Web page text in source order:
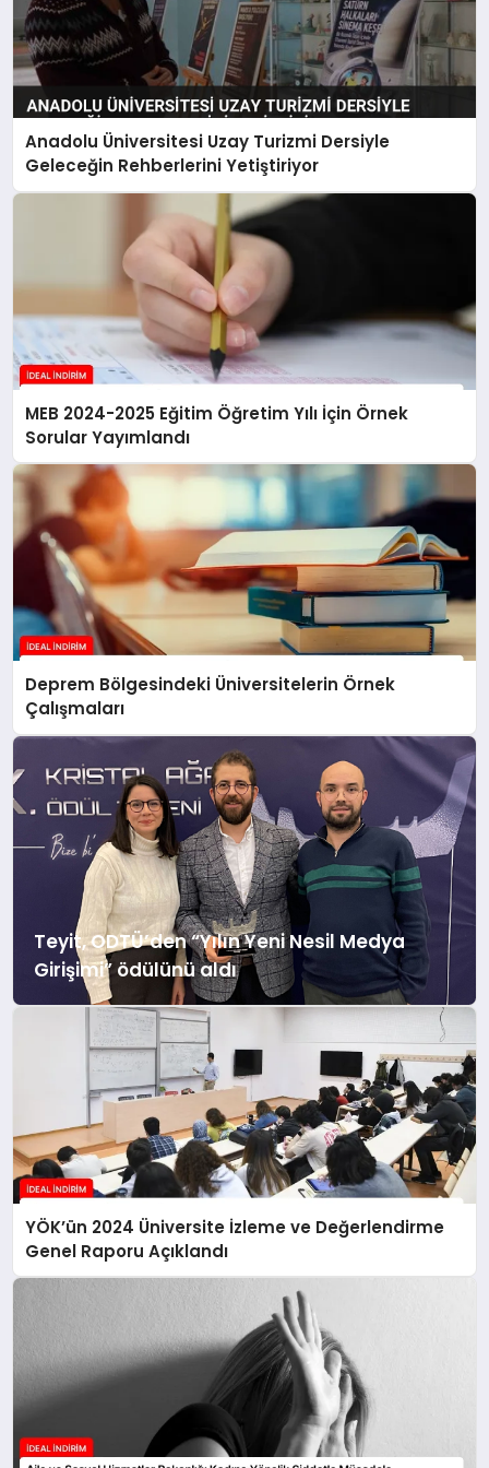
Anadolu Üniversitesi Uzay Turizmi Dersiyle
Geleceğin Rehberlerini Yetiştiriyor
MEB 2024-2025 Eğitim Öğretim Yılı İçin Örnek
Sorular Yayımlandı
Deprem Bölgesindeki Üniversitelerin Örnek
Çalışmaları
Teyit, ODTÜ’den “Yılın Yeni Nesil Medya
Girişimi” ödülünü aldı
YÖK’ün 2024 Üniversite İzleme ve Değerlendirme
Genel Raporu Açıklandı